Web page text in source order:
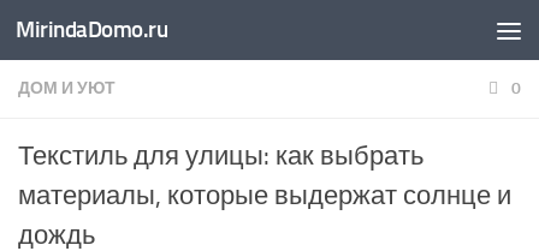
Перейти к содержимому
MirindaDomo.ru
ДОМ И УЮТ 0
Текстиль для улицы: как выбрать
материалы, которые выдержат солнце и
дождь